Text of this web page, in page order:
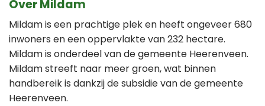
Over Mildam
Mildam is een prachtige plek en heeft ongeveer 680
inwoners en een oppervlakte van 232 hectare.
Mildam is onderdeel van de gemeente Heerenveen.
Mildam streeft naar meer groen, wat binnen
handbereik is dankzij de subsidie van de gemeente
Heerenveen.